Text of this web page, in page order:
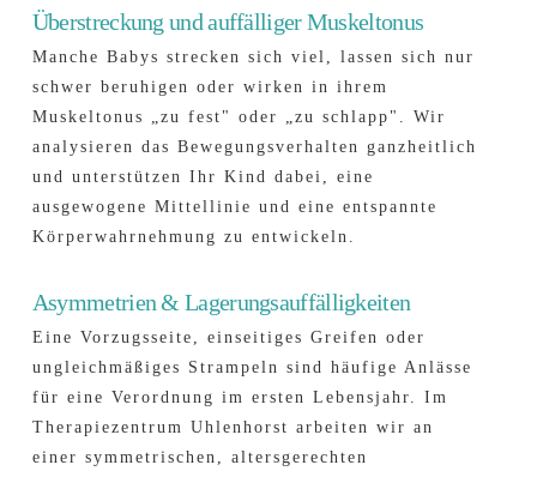
Überstreckung und auffälliger Muskeltonus
Manche Babys strecken sich viel, lassen sich nur
schwer beruhigen oder wirken in ihrem
Muskeltonus „zu fest" oder „zu schlapp". Wir
analysieren das Bewegungs­verhalten ganzheitlich
und unterstützen Ihr Kind dabei, eine
ausgewogene Mittellinie und eine entspannte
Körper­wahrnehmung zu entwickeln.
Asymmetrien & Lagerungsauffälligkeiten
Eine Vorzugsseite, einseitiges Greifen oder
ungleichmäßiges Strampeln sind häufige Anlässe
für eine Verordnung im ersten Lebensjahr. Im
Therapiezentrum Uhlenhorst arbeiten wir an
einer symmetrischen, alters­gerechten